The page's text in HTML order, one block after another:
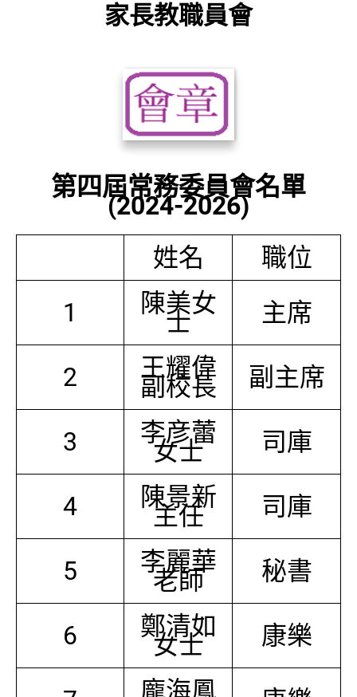
家長教職員會
第四屆常務委員會名單
(2024-2026)
姓名
職位
1
陳美女
士 主席
2 王耀偉
副校長 副主席
3 李彦蕾
女士 司庫
4 陳景新
主任 司庫
5 李麗華
老師 秘書
6 鄭清如
女士 康樂